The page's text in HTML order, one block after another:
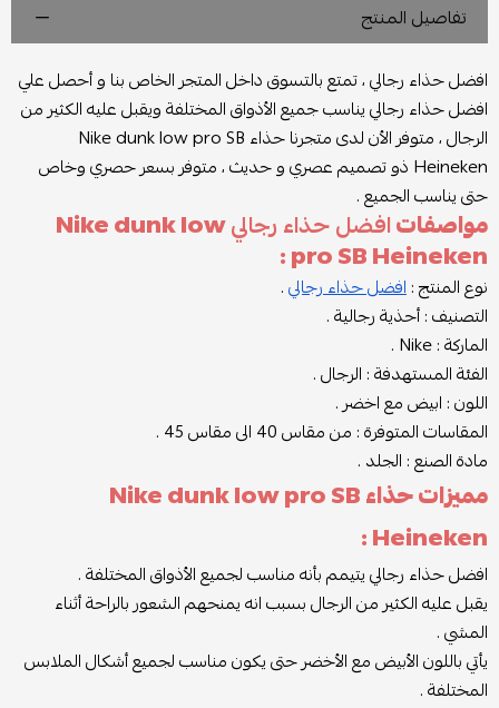
تفاصيل المنتج
افضل حذاء رجالي ، تمتع بالتسوق داخل المتجر الخاص بنا و أحصل علي
افضل حذاء رجالي يناسب جميع الأذواق المختلفة ويقبل عليه الكثير من
الرجال ، متوفر الأن لدى متجرنا حذاء Nike dunk low pro SB
Heineken ذو تصميم عصري و حديث ، متوفر بسعر حصري وخاص
حتى يناسب الجميع .
مواصفاتافضل حذاء رجاليNike dunk low
pro SB Heineken :
نوع المنتج :افضل حذاء رجالي.
التصنيف : أحذية رجالية .
الماركة : Nike .
الفئة المستهدفة : الرجال .
اللون : ابيض مع اخضر .
المقاسات المتوفرة : من مقاس 40 الى مقاس 45 .
مادة الصنع : الجلد .
مميزات حذاء Nike dunk low pro SB
Heineken :
افضل حذاء رجالي يتيمم بأنه مناسب لجميع الأذواق المختلفة .
يقبل عليه الكثير من الرجال بسبب انه يمنحهم الشعور بالراحة أثناء
المشي .
يأتي باللون الأبيض مع الأخضر حتى يكون مناسب لجميع أشكال الملابس
المختلفة .